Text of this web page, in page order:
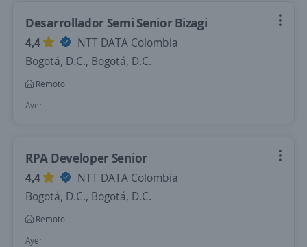
Desarrollador Semi Senior Bizagi
4,4
NTT DATA Colombia
Bogotá, D.C., Bogotá, D.C.
Remoto
Ayer
RPA Developer Senior
4,4
NTT DATA Colombia
Bogotá, D.C., Bogotá, D.C.
Remoto
Ayer